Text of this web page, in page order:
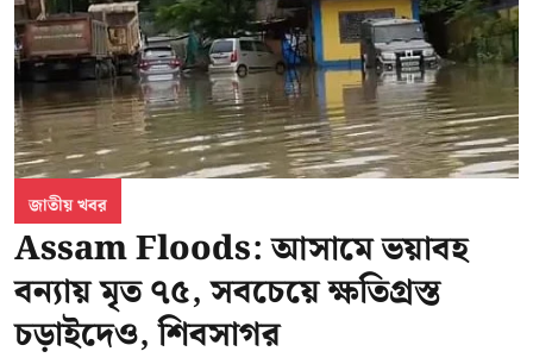
জাতীয় খবর
Assam Floods: আসামে ভয়াবহ
বন্যায় মৃত ৭৫, সবচেয়ে ক্ষতিগ্রস্ত
চড়াইদেও, শিবসাগর